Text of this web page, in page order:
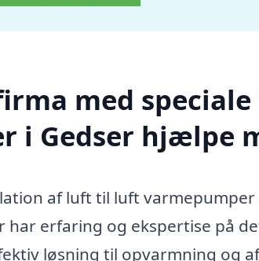
med
i Gedser hjælpe
af luft til luft
har erfaring og ekspertise på
løsning til opvarmning og